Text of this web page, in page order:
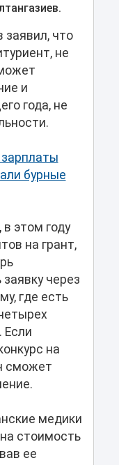
заявил, что
не
и
года, не
бурные
этом году
на грант,
через
где есть
Если
на
сможет
медики
стоимость
ее